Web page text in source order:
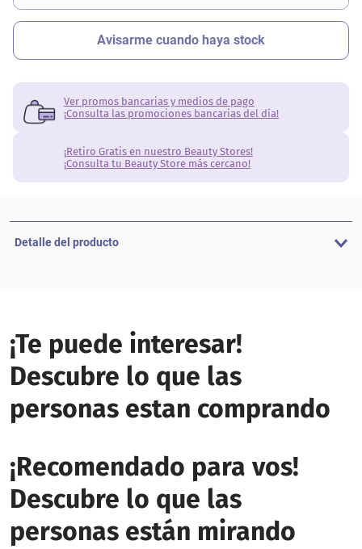
Ver promos bancarias y medios de pago
¡Consulta las promociones bancarias del día!
¡Retiro Gratis en nuestro Beauty Stores!
¡Consulta tu Beauty Store más cercano!
Detalle del producto
¡Te puede interesar!
Descubre lo que las
personas estan comprando
¡Recomendado para vos!
Descubre lo que las
personas están mirando